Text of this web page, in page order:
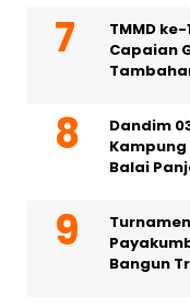
TMMD
Capaian
Dandim
Balai
Bangun